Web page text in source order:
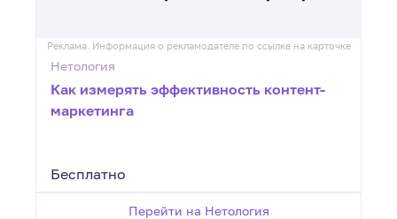
Реклама. Информация о рекламодателе по ссылке на карточке
Нетология
Как измерять эффективность контент-
маркетинга
Бесплатно
Перейти на Нетология